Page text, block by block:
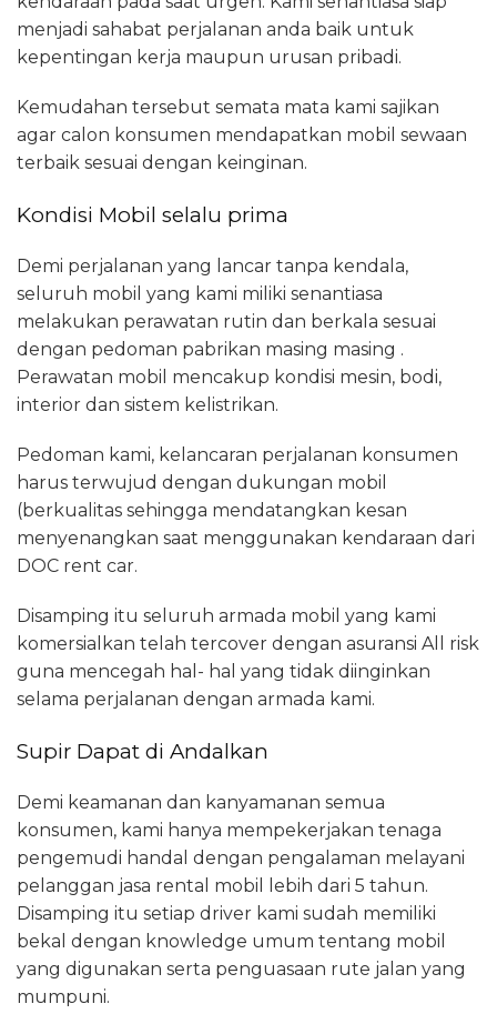
menjadi sahabat perjalanan anda baik untuk
kepentingan kerja maupun urusan pribadi.
Kemudahan tersebut semata mata kami sajikan
agar calon konsumen mendapatkan mobil sewaan
terbaik sesuai dengan keinginan.
Kondisi Mobil selalu prima
Demi perjalanan yang lancar tanpa kendala,
seluruh mobil yang kami miliki senantiasa
melakukan perawatan rutin dan berkala sesuai
dengan pedoman pabrikan masing masing .
Perawatan mobil mencakup kondisi mesin, bodi,
interior dan sistem kelistrikan.
Pedoman kami, kelancaran perjalanan konsumen
harus terwujud dengan dukungan mobil
(berkualitas sehingga mendatangkan kesan
menyenangkan saat menggunakan kendaraan dari
DOC rent car.
Disamping itu seluruh armada mobil yang kami
komersialkan telah tercover dengan asuransi All risk
guna mencegah hal- hal yang tidak diinginkan
selama perjalanan dengan armada kami.
Supir Dapat di Andalkan
Demi keamanan dan kanyamanan semua
konsumen, kami hanya mempekerjakan tenaga
pengemudi handal dengan pengalaman melayani
pelanggan jasa rental mobil lebih dari 5 tahun.
Disamping itu setiap driver kami sudah memiliki
bekal dengan knowledge umum tentang mobil
yang digunakan serta penguasaan rute jalan yang
mumpuni.